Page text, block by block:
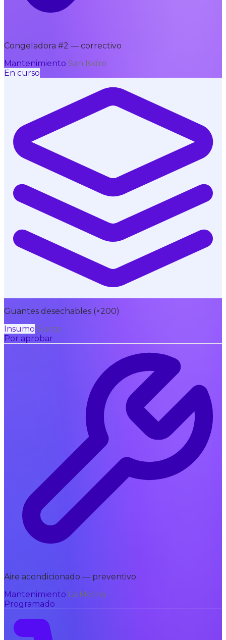
Congeladora #2 — correctivo
Mantenimiento San Isidro
En curso
Guantes desechables (×200)
Insumo Surco
Por aprobar
Aire acondicionado — preventivo
Mantenimiento La Molina
Programado